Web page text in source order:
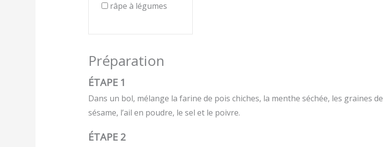
râpe à légumes
Préparation
ÉTAPE 1
Dans un bol, mélange la farine de pois chiches, la menthe séchée, les graines de
sésame, l’ail en poudre, le sel et le poivre.
ÉTAPE 2